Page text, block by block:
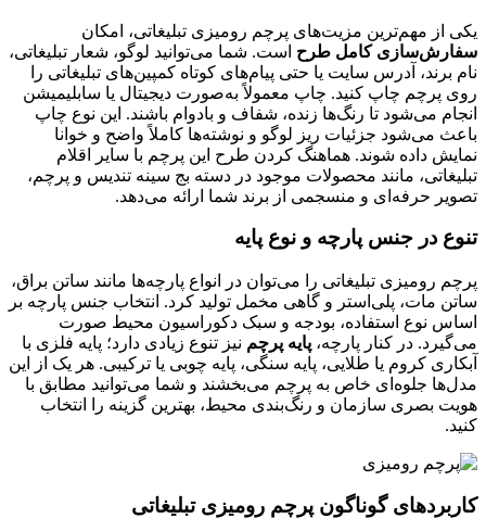
یکی از مهم‌ترین مزیت‌های پرچم رومیزی تبلیغاتی، امکان
سفارش‌سازی کامل طرح است. شما می‌توانید لوگو، شعار تبلیغاتی،
نام برند، آدرس سایت یا حتی پیام‌های کوتاه کمپین‌های تبلیغاتی را
روی پرچم چاپ کنید. چاپ معمولاً به‌صورت دیجیتال یا سابلیمیشن
انجام می‌شود تا رنگ‌ها زنده، شفاف و بادوام باشند. این نوع چاپ
باعث می‌شود جزئیات ریز لوگو و نوشته‌ها کاملاً واضح و خوانا
نمایش داده شوند. هماهنگ کردن طرح این پرچم با سایر اقلام
تبلیغاتی، مانند محصولات موجود در دسته بج سینه تندیس و پرچم،
تصویر حرفه‌ای و منسجمی از برند شما ارائه می‌دهد.
تنوع در جنس پارچه و نوع پایه
پرچم رومیزی تبلیغاتی را می‌توان در انواع پارچه‌ها مانند ساتن براق،
ساتن مات، پلی‌استر و گاهی مخمل تولید کرد. انتخاب جنس پارچه بر
اساس نوع استفاده، بودجه و سبک دکوراسیون محیط صورت
می‌گیرد. در کنار پارچه، پایه پرچم نیز تنوع زیادی دارد؛ پایه فلزی با
آبکاری کروم یا طلایی، پایه سنگی، پایه چوبی یا ترکیبی. هر یک از این
مدل‌ها جلوه‌ای خاص به پرچم می‌بخشند و شما می‌توانید مطابق با
هویت بصری سازمان و رنگ‌بندی محیط، بهترین گزینه را انتخاب
کنید.
کاربردهای گوناگون پرچم رومیزی تبلیغاتی